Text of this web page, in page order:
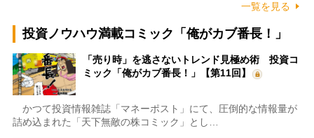
一覧を見る
投資ノウハウ満載コミック「俺がカブ番長！」
「売り時」を逃さないトレンド見極め術 投資コ
ミック「俺がカブ番長！」【第11回】
かつて投資情報雑誌「マネーポスト」にて、圧倒的な情報量が
詰め込まれた「天下無敵の株コミック」とし…